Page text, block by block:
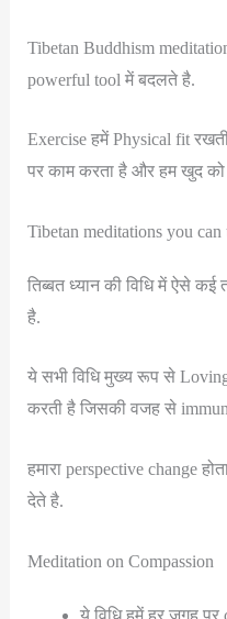
Tibetan Buddhism
powerful tool में बदलते है.
Exercise हमें Physical fit
पर काम करता है और हम खुद को
Tibetan meditations you can
तिब्बत ध्यान की विधि में ऐसे
है.
ये सभी विधि मुख्य रूप से
करती है जिसकी वजह से
हमारा perspective change
देते है.
Meditation on Compassion
ये विधि हमें हर जगह पर